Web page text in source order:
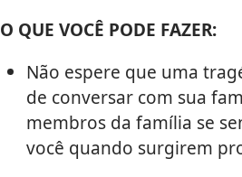
O QUE VOCÊ PODE FAZER:
Não espere que uma
de conversar com sua
membros da família se
você quando surgirem